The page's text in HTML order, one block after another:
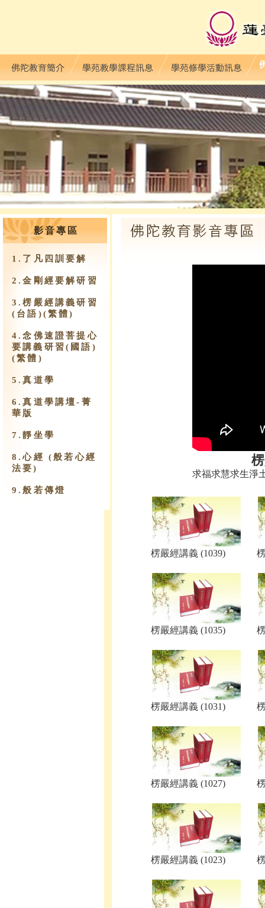
影音專區
1.了凡四訓要解
2.金剛經要解研習
3.楞嚴經講義研習
(台語)(繁體)
4.念佛速證菩提心
要講義研習(國語)
(繁體)
5.真道學
6.真道學講壇-菁
華版
7.靜坐學
8.心經 (般若心經
法要)
9.​般若傳燈
求福求慧求生淨
楞嚴經講義 (1039)
楞嚴經講義 (1035)
楞嚴經講義 (1031)
楞嚴經講義 (1027)
楞嚴經講義 (1023)